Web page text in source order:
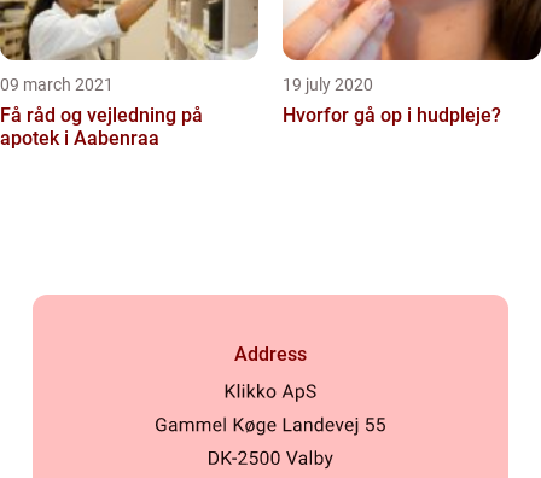
09 march 2021
Få råd og vejledning på
apotek i Aabenraa
19 july 2020
Hvorfor gå op i hudpleje?
Address